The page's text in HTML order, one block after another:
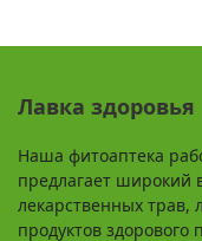
Лавка здоровья
Наша фитоаптека
предлагает широкий
лекарственных трав,
продуктов здорового